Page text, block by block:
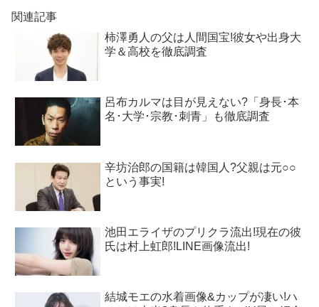
関連記事
柿澤勇人の父は人間国宝!彼女や出身大
学＆高校を徹底調査
呂布カルマは目が見えない?「身長･本
名･大学･宗教･刺青」も徹底調査
辛坊治郎の国籍は韓国人?父親は元○○
という事実!
池田エライザのプリクラ流出!現在の彼
氏は村上虹郎!LINE画像流出!
結城モエの水着画像&カップが凄い!ハ